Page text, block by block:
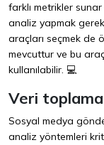
farklı metrikler
analiz yapmak
araçları seçmek de
mevcuttur ve bu
kullanılabilir. 💻
Veri
Sosyal medya
analiz yöntemleri